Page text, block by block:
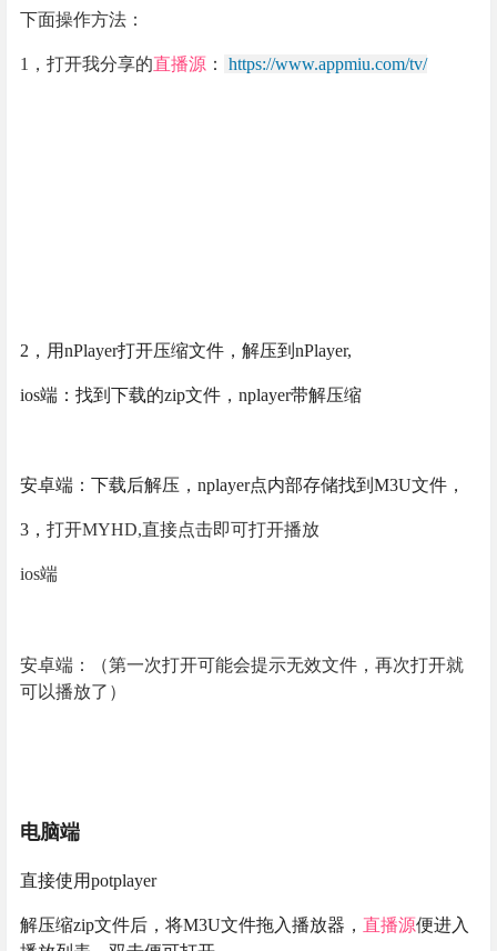
下面操作方法：
1，打开我分享的直播源 ： https://www.appmiu.com/tv/
2，用nPlayer打开压缩文件，解压到nPlayer,
ios端：找到下载的zip文件，nplayer带解压缩
安卓端：下载后解压，nplayer点内部存储找到M3U文件，
3， 打开MYHD,直接点击即可打开播放
ios端
安卓端：（第一次打开可能会提示无效文件，再次打开就
可以播放了）
电脑端
直接使用potplayer
解压缩zip文件后，将M3U文件拖入播放器， 直播源便进入